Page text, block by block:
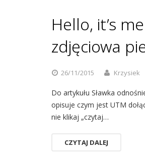
Hello, it’s
zdjęciowa
26/11/2015 Krzysiek
Do artykułu Sławka
opisuje czym jest UTM
nie klikaj „czytaj…
CZYTAJ DALEJ